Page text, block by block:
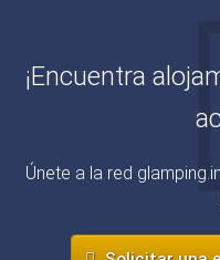
¡Encuentra
Únete a la red